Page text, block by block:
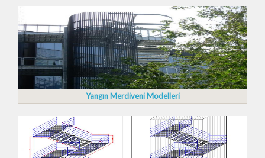
Yangın Merdiveni Modelleri